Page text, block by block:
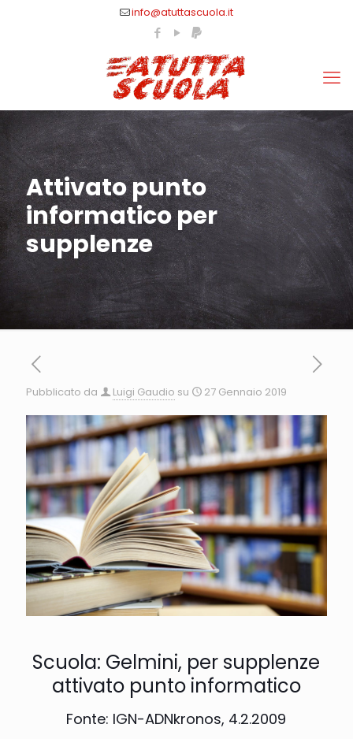
info@atuttascuola.it
Attivato punto
informatico per
supplenze
Pubblicato da Luigi Gaudio su 27 Gennaio 2019
Scuola: Gelmini, per supplenze
attivato punto informatico
Fonte: IGN-ADNkronos, 4.2.2009